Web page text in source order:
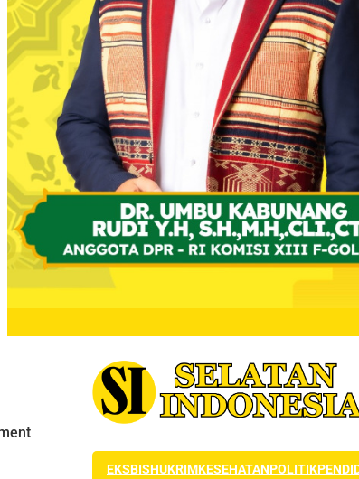
EKSBISHUKRIMKESEHATANPOLITIK